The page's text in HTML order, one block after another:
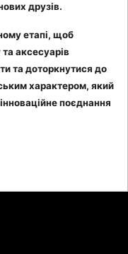
друзів.
етапі, щоб
аксесуарів
та доторкнутися до
характером, який
поєднання